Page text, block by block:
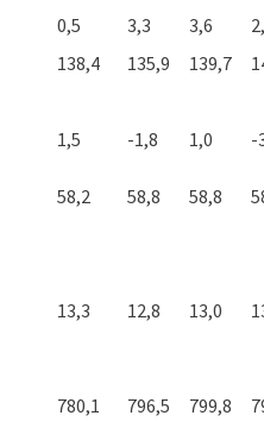
0,5 3,3 3,6
138,4 135,9 139,7
1,5 -1,8 1,0 -
58,2 58,8 58,8
13,3 12,8 13,0
780,1 796,5 799,8